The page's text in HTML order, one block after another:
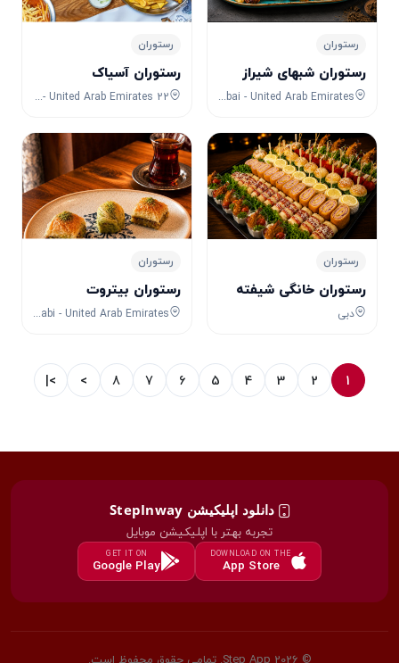
رستوران
رستوران شبهای شیراز
Kuwaiti Building - 6A St - Deira - Al Rigga - Dubai - United Arab Emirates
رستوران
رستوران آسیاک
22 Al Mutqin St - Zayed Port - Freezone 2 - Abu Dhabi - United Arab Emirates
رستوران
رستوران خانگی شیفته
دبی
رستوران
رستوران بیتروت
Corniche Road East Capital Plaza Complex - Al Danah - E9 01 - Abu Dhabi - United Arab Emirates
1
2
3
4
5
6
7
8
>
>|
دانلود اپلیکیشن StepInway
تجربه بهتر با اپلیکیشن موبایل
DOWNLOAD ON THE
App Store
GET IT ON
Google Play